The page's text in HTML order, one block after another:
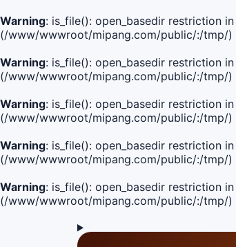
Warning: is_file(): open_basedir restriction
(/www/wwwroot/mipang.com/public/:/tmp/)
Warning: is_file(): open_basedir restriction
(/www/wwwroot/mipang.com/public/:/tmp/)
Warning: is_file(): open_basedir restriction
(/www/wwwroot/mipang.com/public/:/tmp/)
Warning: is_file(): open_basedir restriction
(/www/wwwroot/mipang.com/public/:/tmp/)
Warning: is_file(): open_basedir restriction
(/www/wwwroot/mipang.com/public/:/tmp/)